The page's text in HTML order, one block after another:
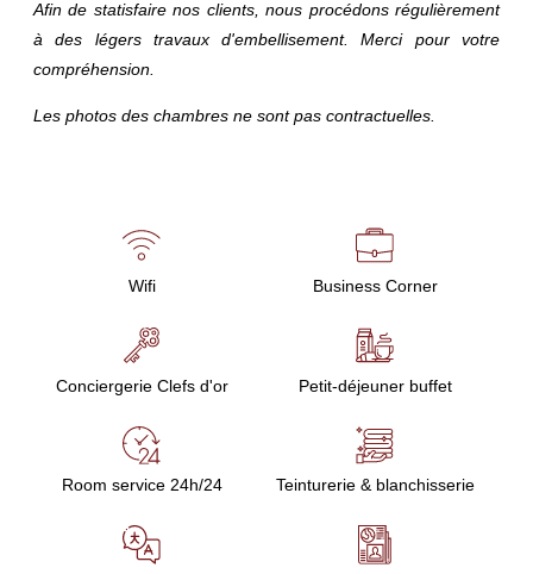
Afin de statisfaire nos clients, nous procédons régulièrement
à des légers travaux d'embellisement. Merci pour votre
compréhension.
Les photos des chambres ne sont pas contractuelles.
Wifi Business Corner
Conciergerie Clefs d'or Petit-déjeuner buffet
Room service 24h/24 Teinturerie & blanchisserie